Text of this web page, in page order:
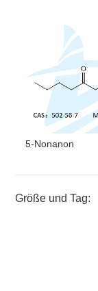
5-Nonanon
Größe und Tag: